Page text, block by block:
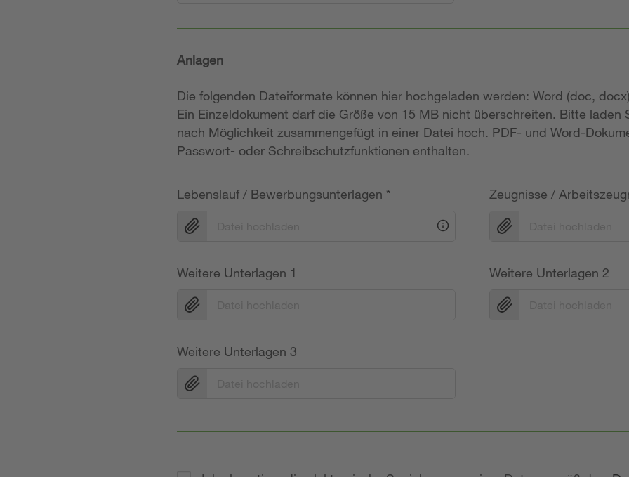
Anlagen
Die folgenden Dateiformate können hier hochgeladen werden: Word (doc,
Ein Einzeldokument darf die Größe von 15 MB nicht überschreiten. Bitte laden
nach Möglichkeit zusammengefügt in einer Datei hoch. PDF- und Word-
Passwort- oder Schreibschutzfunktionen enthalten.
Lebenslauf / Bewerbungsunterlagen * Zeugnisse /
Weitere Unterlagen 1 Weitere Unterlagen 2
Weitere Unterlagen 3